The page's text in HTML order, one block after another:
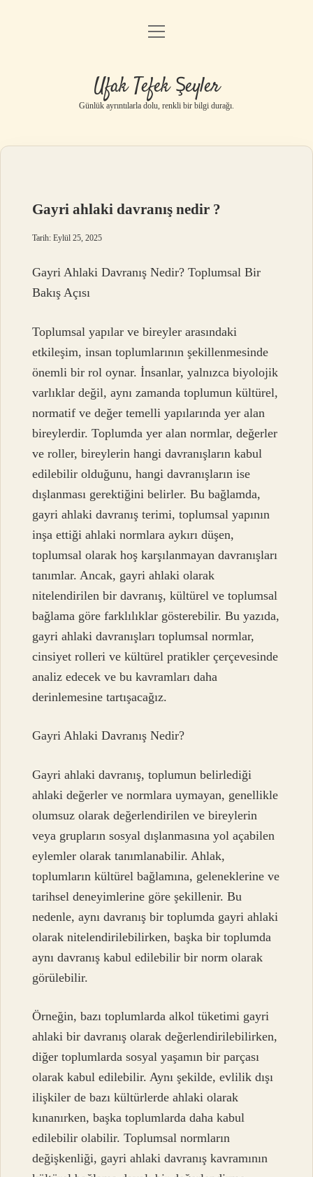
Anasayfa
Yasal Uyarı
menüyü
Ufak Tefek Şeyler
Günlük ayrıntılarla dolu, renkli bir bilgi durağı.
Gayri ahlaki davranış nedir ?
Tarih: Eylül 25, 2025
Gayri Ahlaki Davranış Nedir? Toplumsal Bir
Bakış Açısı
Toplumsal yapılar ve bireyler arasındaki
etkileşim, insan toplumlarının şekillenmesinde
önemli bir rol oynar. İnsanlar, yalnızca biyolojik
varlıklar değil, aynı zamanda toplumun kültürel,
normatif ve değer temelli yapılarında yer alan
bireylerdir. Toplumda yer alan normlar, değerler
ve roller, bireylerin hangi davranışların kabul
edilebilir olduğunu, hangi davranışların ise
dışlanması gerektiğini belirler. Bu bağlamda,
gayri ahlaki davranış terimi, toplumsal yapının
inşa ettiği ahlaki normlara aykırı düşen,
toplumsal olarak hoş karşılanmayan davranışları
tanımlar. Ancak, gayri ahlaki olarak
nitelendirilen bir davranış, kültürel ve toplumsal
bağlama göre farklılıklar gösterebilir. Bu yazıda,
gayri ahlaki davranışları toplumsal normlar,
cinsiyet rolleri ve kültürel pratikler çerçevesinde
analiz edecek ve bu kavramları daha
derinlemesine tartışacağız.
Gayri Ahlaki Davranış Nedir?
Gayri ahlaki davranış, toplumun belirlediği
ahlaki değerler ve normlara uymayan, genellikle
olumsuz olarak değerlendirilen ve bireylerin
veya grupların sosyal dışlanmasına yol açabilen
eylemler olarak tanımlanabilir. Ahlak,
toplumların kültürel bağlamına, geleneklerine ve
tarihsel deneyimlerine göre şekillenir. Bu
nedenle, aynı davranış bir toplumda gayri ahlaki
olarak nitelendirilebilirken, başka bir toplumda
aynı davranış kabul edilebilir bir norm olarak
görülebilir.
Örneğin, bazı toplumlarda alkol tüketimi gayri
ahlaki bir davranış olarak değerlendirilebilirken,
diğer toplumlarda sosyal yaşamın bir parçası
olarak kabul edilebilir. Aynı şekilde, evlilik dışı
ilişkiler de bazı kültürlerde ahlaki olarak
kınanırken, başka toplumlarda daha kabul
edilebilir olabilir. Toplumsal normların
değişkenliği, gayri ahlaki davranış kavramının